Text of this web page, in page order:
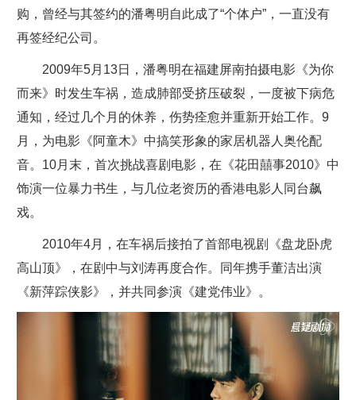
购，曾经与其签约的潘粤明自此成了“个体户”，一直没有
再签经纪公司。
2009年5月13日，潘粤明在福建屏南拍摄电影《为你
而来》时发生车祸，造成肺部受挤压破裂，一度被下病危
通知，经过几个月的休养，伤势痊愈并重新开始工作。9
月，为电影《阿童木》中搞笑形象的家居机器人奥伦配
音。10月末，首次挑战喜剧电影，在《花田囍事2010》中
饰演一位暴力书生，与几位老资历的香港电影人同台飙
戏。
2010年4月，在车祸后接拍了首部电视剧《盘龙卧虎
高山顶》，在剧中与刘涛再度合作。同年携手董洁出演
《新萍踪侠影》，并共同参演《建党伟业》。